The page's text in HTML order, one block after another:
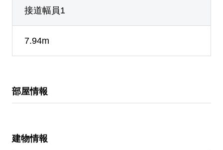
接道幅員1
7.94m
部屋情報
建物情報